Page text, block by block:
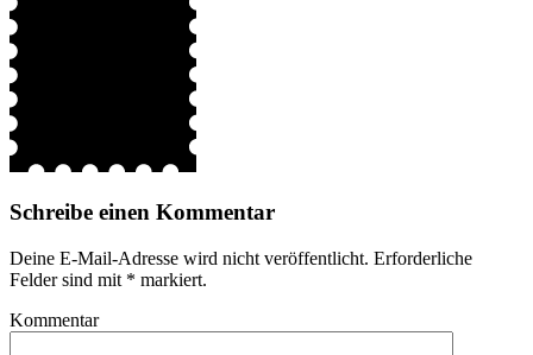
Schreibe einen Kommentar
Deine E-Mail-Adresse wird nicht veröffentlicht. Erforderliche
Felder sind mit * markiert.
Kommentar